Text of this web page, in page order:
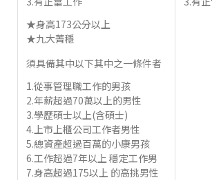
★身高173公分以上
★九大菁穩
須具備其中以下其中之一條件者
1.從事管理職工作的男孩
2.年薪超過70萬以上的男性
3.學歷碩士以上(含碩士)
4.上市上櫃公司工作者男性
5.總資產超過百萬的小康男孩
6.工作超過7年以上 穩定工作男
7.身高超過175以上 的高挑男性